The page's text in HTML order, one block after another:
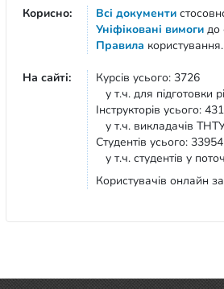
Корисно: Всі документи
Уніфіковані вимоги до
Правила користування.
На сайті:
Курсів усього: 3726
у т.ч. для підготовки
Інструкторів усього: 431
у т.ч. викладачів
Студентів усього: 33954
у т.ч. студентів у
Користувачів онлайн